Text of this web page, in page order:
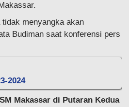
menyangka akan
Budiman saat konferensi pers
2024
Makassar di Putaran Kedua